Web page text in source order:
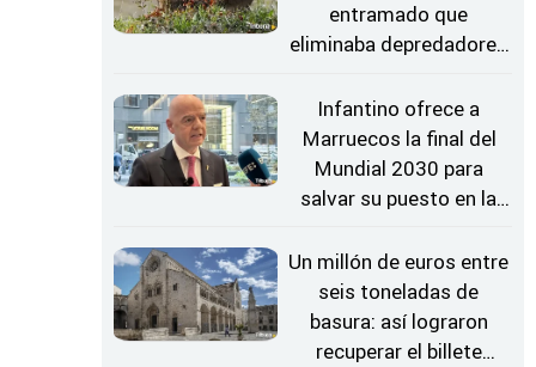
entramado que
eliminaba depredadores
Infantino ofrece a
Marruecos la final del
Mundial 2030 para
salvar su puesto en la
Un millón de euros entre
seis toneladas de
basura: así lograron
recuperar el billete